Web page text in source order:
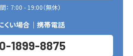
： 7:00 - 19:00（無休）
くい場合｜携帯電話
1899-8875